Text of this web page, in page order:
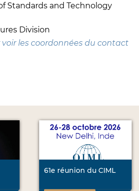
Standards and Technology
Division
les coordonnées du contact
61e réunion du CIML